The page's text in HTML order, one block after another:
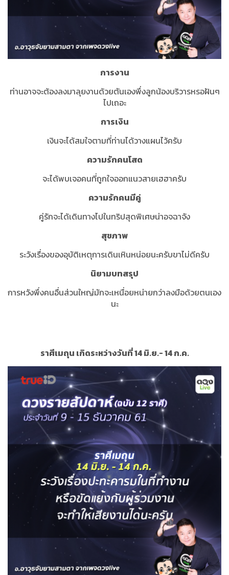
การงาน
ท่านอาจจะต้องลงมาลุยงานด้วยตันเองพึ่งลูกน้องบริวารหรอฝันๆ
ไปเถอะ
การเงิน
เงินจะได้สมใจตามที่ท่านได้วางแผนไว้ครับ
ความรักคนโสด
จะได้พบเจอคนที่ถูกใจออกแนวสายเฮฮาครับ
ความรักคนมีคู่
คู่รักจะได้เดินทางไปในทริปสุดพิเศษน่าอจฉาจัง
สุขภาพ
ระวังเรื่องของอุบัติเหตุการเดินเหินหน่อยนะครับขาไม่ดีครับ
นิยามบทสรุป
การหวังพึ่งคนอื่นส่วนใหญ่มักจะเหนื่อยหน่ายกว่าลงมือด้วยตนเอง
นะ
ราศีเมถุน เกิดระหว่างวันที่ 14 มิ.ย.- 14 ก.ค.